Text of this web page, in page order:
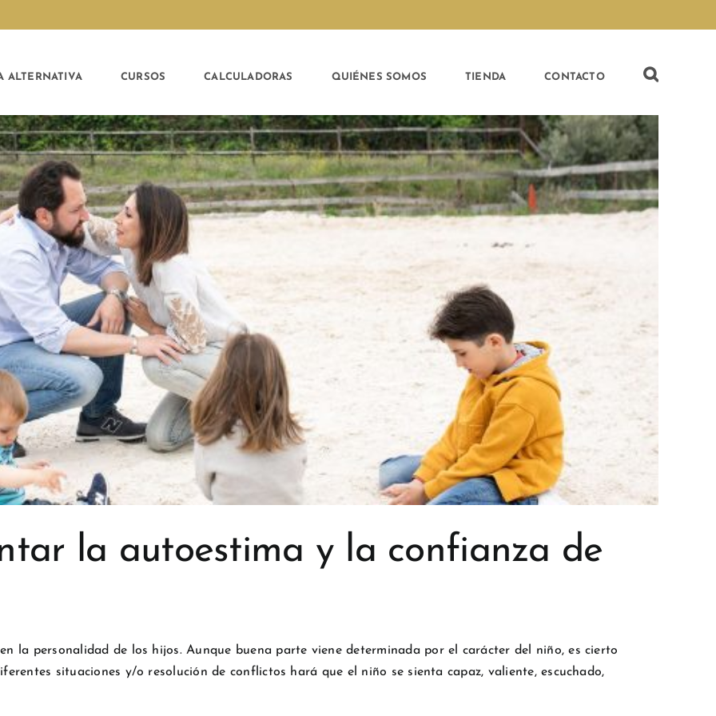
ALTERNATIVA CURSOS CALCULADORAS QUIÉNES SOMOS TIENDA CONTACTO
la autoestima y la confianza de
la personalidad de los hijos. Aunque buena parte viene determinada por el carácter del niño, es cierto
situaciones y/o resolución de conflictos hará que el niño se sienta capaz, valiente, escuchado,